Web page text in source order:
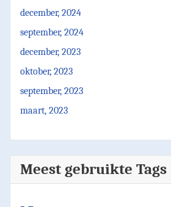
december, 2024
september, 2024
december, 2023
oktober, 2023
september, 2023
maart, 2023
Meest gebruikte Tags